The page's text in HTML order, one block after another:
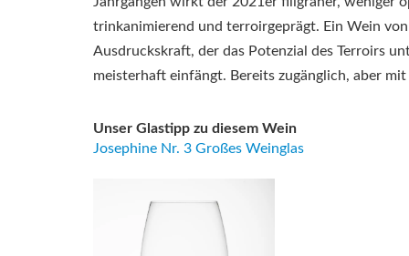
trinkanimierend und terroirgeprägt. Ein Wein
Ausdruckskraft, der das Potenzial des Terroirs
meisterhaft einfängt. Bereits zugänglich, aber
Unser Glastipp zu diesem Wein
Josephine Nr. 3 Großes Weinglas